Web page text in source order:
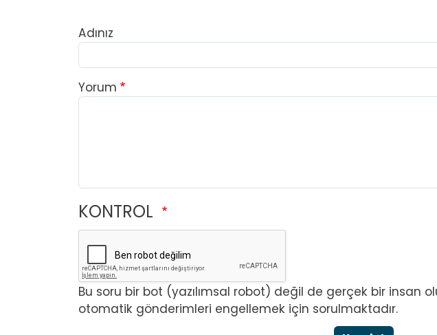
Adınız
Yorum
KONTROL
Bu soru bir bot (yazılımsal robot) değil de gerçek bir insan
otomatik gönderimleri engellemek için sorulmaktadır.